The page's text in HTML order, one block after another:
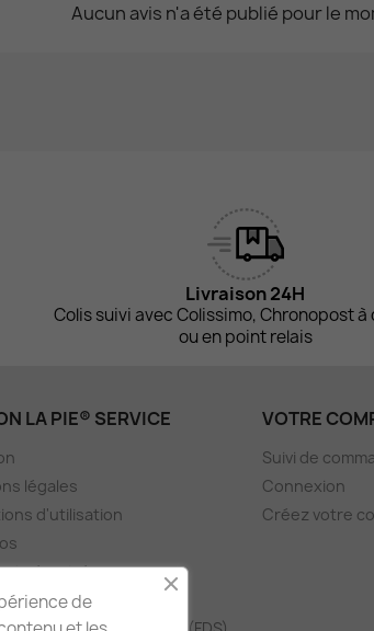
Aucun avis n'a été publié pour le
Livraison 24H
Colis suivi avec Colissimo, Chronopost
ou en point relais
LA PIE® SERVICE
légales
d'utilisation
sécurisé
de confidentialité
VOTRE
Suivi de
Connexion
Créez votre
de